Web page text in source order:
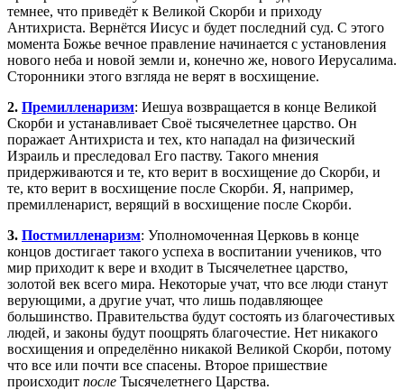
темнее, что приведёт к Великой Скорби и приходу
Антихриста. Вернётся Иисус и будет последний суд. С этого
момента Божье вечное правление начинается с установления
нового неба и новой земли и, конечно же, нового Иерусалима.
Сторонники этого взгляда не верят в восхищение.
2. Премилленаризм: Иешуа возвращается в конце Великой
Скорби и устанавливает Своё тысячелетнее царство. Он
поражает Антихриста и тех, кто нападал на физический
Израиль и преследовал Его паству. Такого мнения
придерживаются и те, кто верит в восхищение до Скорби, и
те, кто верит в восхищение после Скорби. Я, например,
премилленарист, верящий в восхищение после Скорби.
3. Постмилленаризм: Уполномоченная Церковь в конце
концов достигает такого успеха в воспитании учеников, что
мир приходит к вере и входит в Тысячелетнее царство,
золотой век всего мира. Некоторые учат, что все люди станут
верующими, а другие учат, что лишь подавляющее
большинство. Правительства будут состоять из благочестивых
людей, и законы будут поощрять благочестие. Нет никакого
восхищения и определённо никакой Великой Скорби, потому
что все или почти все спасены. Второе пришествие
происходит после Тысячелетнего Царства.